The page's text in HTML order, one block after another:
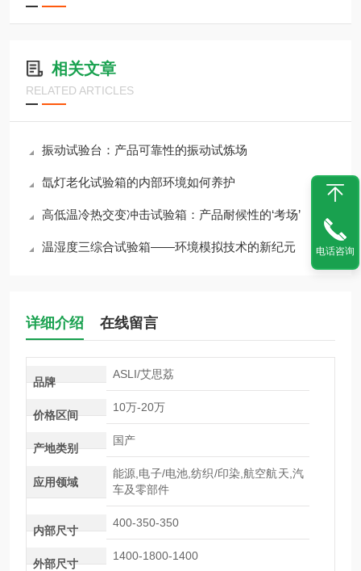
相关文章
RELATED ARTICLES
振动试验台：产品可靠性的振动试炼场
氙灯老化试验箱的内部环境如何养护
高低温冷热交变冲击试验箱：产品耐候性的‘考场’
温湿度三综合试验箱——环境模拟技术的新纪元
详细介绍 在线留言
品牌
ASLI/艾思荔
价格区间
10万-20万
产地类别
国产
应用领域
能源,电子/电池,纺织/印染,航空航天,汽
车及零部件
内部尺寸
400-350-350
外部尺寸
1400-1800-1400
电话咨询